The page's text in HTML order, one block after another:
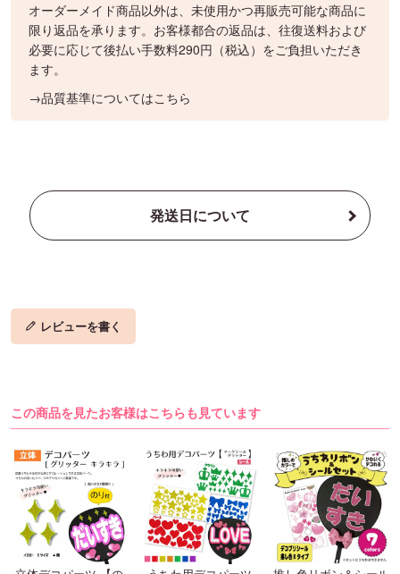
オーダーメイド商品以外は、未使用かつ再販売可能な商品に
限り返品を承ります。お客様都合の返品は、往復送料および
必要に応じて後払い手数料290円（税込）をご負担いただき
ます。
→品質基準についてはこちら
発送日について
レビューを書く
この商品を見たお客様はこちらも見ています